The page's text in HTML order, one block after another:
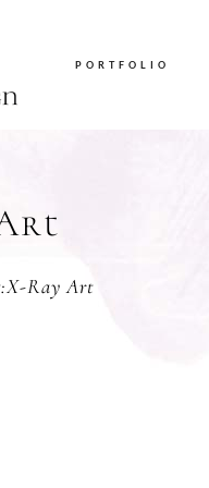
PORTFOLIO
X-Ray Art